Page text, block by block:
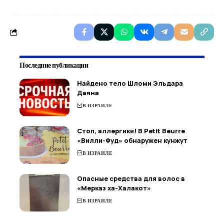
Последние публикации
Найдено тело Шломи Эльдара
Даяна
В ИЗРАИЛЕ
Стоп, аллергики! В Petit Beurre
«Вилли-Фуд» обнаружен кунжут
В ИЗРАИЛЕ
Опасные средства для волос в
«Мерказ ха-Халакот»
В ИЗРАИЛЕ